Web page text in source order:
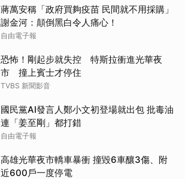
蔣萬安稱「政府買夠疫苗 民間就不用採購」
謝金河：顛倒黑白令人痛心！
自由電子報
恐怖！剛起步就失控 特斯拉衝進光華夜
市 撞上賓士才停住
TVBS 新聞影音
國民黨AI發言人鄭小文初登場就出包 批毒油
連「姜至剛」都打錯
自由電子報
高雄光華夜市轎車暴衝 撞毀6車釀3傷、附
近600戶一度停電